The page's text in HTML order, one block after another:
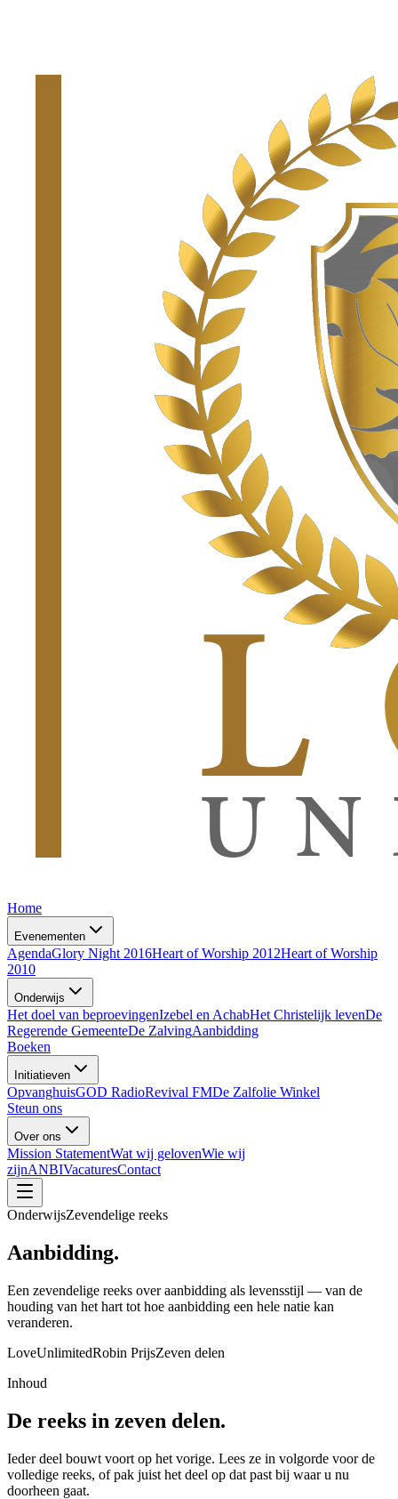
Home
Evenementen
AgendaGlory Night 2016Heart of Worship 2012Heart of Worship
2010
Onderwijs
Het doel van beproevingenIzebel en AchabHet Christelijk levenDe
Regerende GemeenteDe ZalvingAanbidding
Boeken
Initiatieven
OpvanghuisGOD RadioRevival FMDe Zalfolie Winkel
Steun ons
Over ons
Mission StatementWat wij gelovenWie wij
zijnANBIVacaturesContact
OnderwijsZevendelige reeks
Aanbidding.
Een zevendelige reeks over aanbidding als levensstijl — van de
houding van het hart tot hoe aanbidding een hele natie kan
veranderen.
LoveUnlimitedRobin PrijsZeven delen
Inhoud
De reeks in zeven delen.
Ieder deel bouwt voort op het vorige. Lees ze in volgorde voor de
volledige reeks, of pak juist het deel op dat past bij waar u nu
doorheen gaat.